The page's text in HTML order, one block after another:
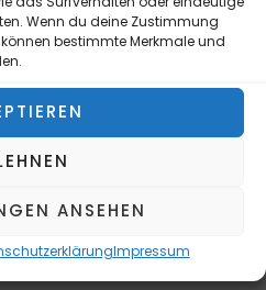
Wenn du deine Zustimmung
bestimmte Merkmale und
ANSEHEN
Impressum